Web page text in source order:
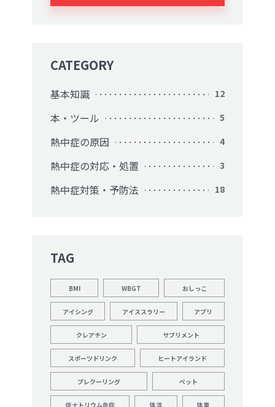
CATEGORY
基本知識 12
本・ツール 5
熱中症の原因 4
熱中症の対応・処置 3
熱中症対策・予防法 18
TAG
BMI WBGT おしっこ
アイシング アイススラリー アプリ
クレアチン サプリメント
スポーツドリンク ヒートアイランド
プレクーリング ペット
低ナトリウム血症 体温 体重